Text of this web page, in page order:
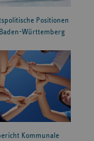
Positionen
Württemberg
Kommunale